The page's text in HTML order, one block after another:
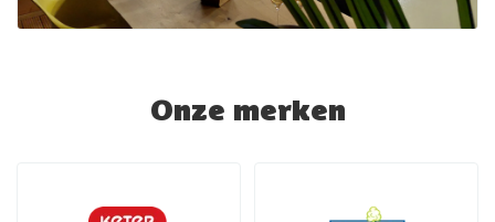
Onze merken